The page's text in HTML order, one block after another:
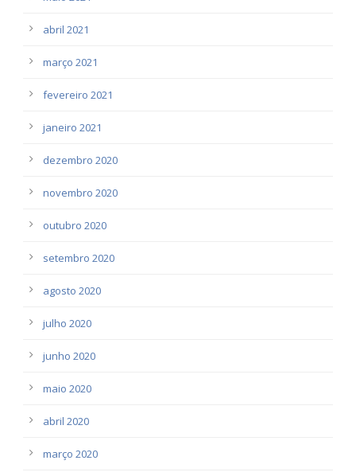
abril 2021
março 2021
fevereiro 2021
janeiro 2021
dezembro 2020
novembro 2020
outubro 2020
setembro 2020
agosto 2020
julho 2020
junho 2020
maio 2020
abril 2020
março 2020